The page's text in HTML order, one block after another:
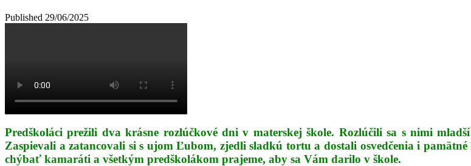
Published 29/06/2025
Predškoláci prežili dva krásne rozlúčkové dni v materskej škole. Rozlúčili sa s nimi
Zaspievali a zatancovali si s ujom Ľubom, zjedli sladkú tortu a dostali osvedčenia i
chýbať kamaráti a všetkým predškolákom prajeme, aby sa Vám darilo v škole.